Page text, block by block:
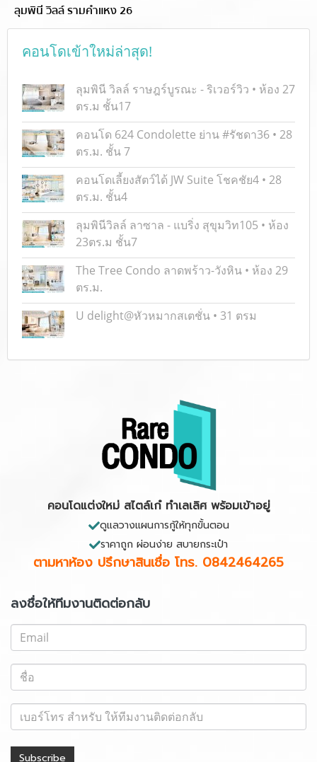
ลุมพินี วิลล์ รามคำแหง 26
คอนโดเข้าใหม่ล่าสุด!
ลุมพินี วิลล์ ราษฎร์บูรณะ - ริเวอร์วิว • ห้อง 27
ตร.ม ชั้น17
คอนโด 624 Condolette ย่าน #รัชดา36 • 28
ตร.ม. ชั้น 7
คอนโดเลี้ยงสัตว์ได้ JW Suite โชคชัย4 • 28
ตร.ม. ชั้น4
ลุมพินีวิลล์ ลาซาล - แบริ่ง สุขุมวิท105 • ห้อง
23ตร.ม ชั้น7
The Tree Condo ลาดพร้าว-วังหิน • ห้อง 29
ตร.ม.
U delight@หัวหมากสเตชั่น • 31 ตรม
คอนโดแต่งใหม่ สไตล์เก๋ ทำเลเลิศ พร้อมเข้าอยู่
ดูแลวางแผนการกู้ให้ทุกขั้นตอน
ราคาถูก ผ่อนง่าย สบายกระเป๋า
ตามหาห้อง ปรึกษาสินเชื่อ โทร. 0842464265
ลงชื่อให้ทีมงานติดต่อกลับ
Subscribe